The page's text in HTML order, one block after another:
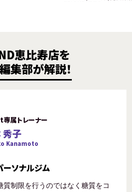
恵比寿店を
集部が解説！
属トレーナー
秀子
Kanamoto
ソナルジム
質制限を行うのではなく糖質をコ